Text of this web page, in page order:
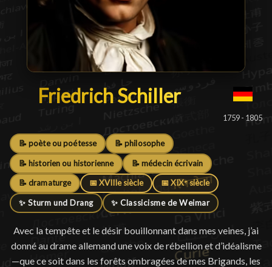
Friedrich Schiller
Friedrich Schiller█
1759 - 1805
📝 poète ou poétesse 📝 philosophe
📝 historien ou historienne 📝 médecin écrivain
📝 dramaturge 📅 XVIIIe siècle 📅 XIXᵉ siècle
✨ Sturm und Drang ✨ Classicisme de Weimar
Avec la tempête et le désir bouillonnant dans mes veines, j’ai
donné au drame allemand une voix de rébellion et d’idéalisme
—que ce soit dans les forêts ombragées de mes Brigands, les